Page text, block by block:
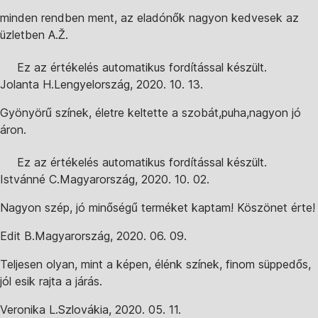
minden rendben ment, az eladónők nagyon kedvesek az
üzletben A.Ž.
Ez az értékelés automatikus fordítással készült.
Jolanta H.Lengyelország, 2020. 10. 13.
Gyönyörű színek, életre keltette a szobát,puha,nagyon jó
áron.
Ez az értékelés automatikus fordítással készült.
Istvánné C.Magyarország, 2020. 10. 02.
Nagyon szép, jó minőségű terméket kaptam! Köszönet érte!
Edit B.Magyarország, 2020. 06. 09.
Teljesen olyan, mint a képen, élénk színek, finom süppedős,
jól esik rajta a járás.
Veronika L.Szlovákia, 2020. 05. 11.